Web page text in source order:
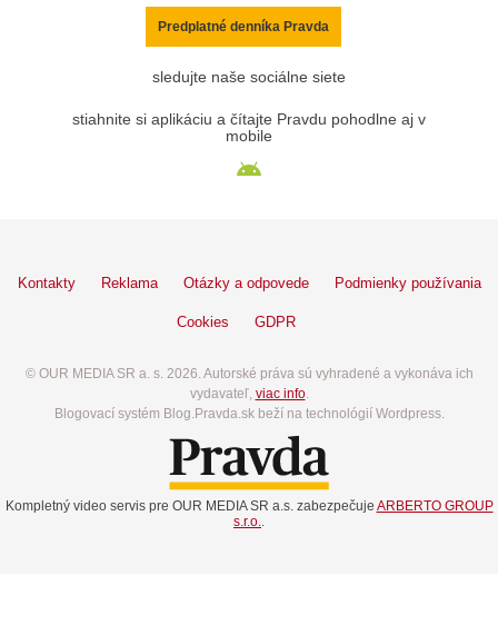
Predplatné denníka Pravda
sledujte naše sociálne siete
stiahnite si aplikáciu a čítajte Pravdu pohodlne aj v
mobile
Kontakty Reklama Otázky a odpovede Podmienky používania
Cookies GDPR
© OUR MEDIA SR a. s. 2026. Autorské práva sú vyhradené a vykonáva ich
vydavateľ, viac info.
Blogovací systém Blog.Pravda.sk beží na technológií Wordpress.
Kompletný video servis pre OUR MEDIA SR a.s. zabezpečuje ARBERTO GROUP
s.r.o..